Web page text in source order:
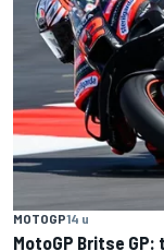
MOTOGP14 u
MotoGP Britse